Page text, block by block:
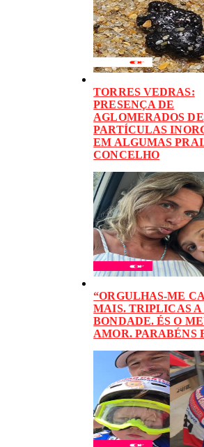
TORRES VEDRAS:
PRESENÇA DE
AGLOMERADOS DE
PARTÍCULAS
EM ALGUMAS
CONCELHO
“ORGULHAS-ME
MAIS. TRIPLICAS
BONDADE. ÉS O
AMOR. PARABÉNS